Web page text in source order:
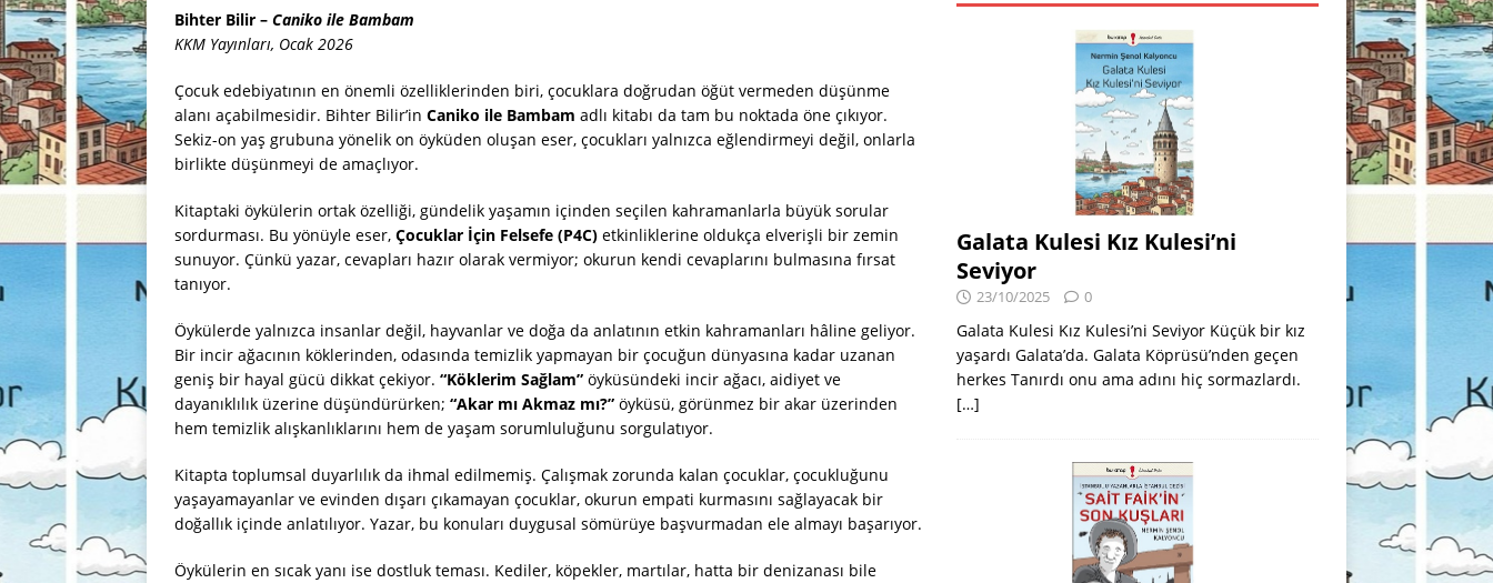
Bihter Bilir – Caniko ile Bambam
KKM Yayınları, Ocak 2026
Çocuk edebiyatının en önemli özelliklerinden biri, çocuklara doğrudan öğüt vermeden düşünme
alanı açabilmesidir. Bihter Bilir’in Caniko ile Bambam adlı kitabı da tam bu noktada öne çıkıyor.
Sekiz-on yaş grubuna yönelik on öyküden oluşan eser, çocukları yalnızca eğlendirmeyi değil, onlarla
birlikte düşünmeyi de amaçlıyor.
Kitaptaki öykülerin ortak özelliği, gündelik yaşamın içinden seçilen kahramanlarla büyük sorular
sordurması. Bu yönüyle eser, Çocuklar İçin Felsefe (P4C) etkinliklerine oldukça elverişli bir zemin
sunuyor. Çünkü yazar, cevapları hazır olarak vermiyor; okurun kendi cevaplarını bulmasına fırsat
tanıyor.
Öykülerde yalnızca insanlar değil, hayvanlar ve doğa da anlatının etkin kahramanları hâline geliyor.
Bir incir ağacının köklerinden, odasında temizlik yapmayan bir çocuğun dünyasına kadar uzanan
geniş bir hayal gücü dikkat çekiyor. “Köklerim Sağlam” öyküsündeki incir ağacı, aidiyet ve
dayanıklılık üzerine düşündürürken; “Akar mı Akmaz mı?” öyküsü, görünmez bir akar üzerinden
hem temizlik alışkanlıklarını hem de yaşam sorumluluğunu sorgulatıyor.
Kitapta toplumsal duyarlılık da ihmal edilmemiş. Çalışmak zorunda kalan çocuklar, çocukluğunu
yaşayamayanlar ve evinden dışarı çıkamayan çocuklar, okurun empati kurmasını sağlayacak bir
doğallık içinde anlatılıyor. Yazar, bu konuları duygusal sömürüye başvurmadan ele almayı başarıyor.
Öykülerin en sıcak yanı ise dostluk teması. Kediler, köpekler, martılar, hatta bir denizanası bile
Galata Kulesi Kız Kulesi’ni
Seviyor
23/10/2025 0
Galata Kulesi Kız Kulesi’ni Seviyor Küçük bir kız
yaşardı Galata’da. Galata Köprüsü’nden geçen
herkes Tanırdı onu ama adını hiç sormazlardı.
[…]